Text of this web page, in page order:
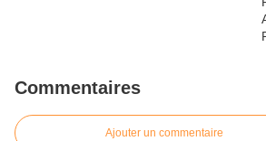
Commentaires
Ajouter un commentaire